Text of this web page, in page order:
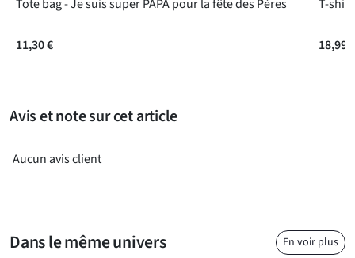
compte pour vous.
Tote bag - Je suis super PAPA pour la fête des Pères
11,30 €
T-
18,99 €
Avis et note sur cet article
Aucun avis client
Dans le même univers En voir plus